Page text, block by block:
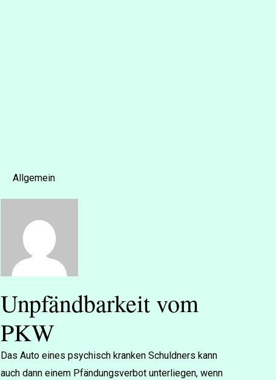
Allgemein
Unpfändbarkeit vom
PKW
Das Auto eines psy­chisch kran­ken Schuld­ners kann
auch dann einem Pfän­dungs­ver­bot un­ter­lie­gen, wenn